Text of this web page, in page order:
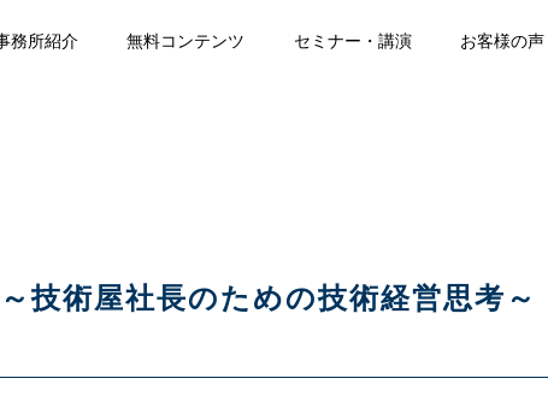
務所紹介 無料コンテンツ セミナー・講演 お客様の声
～技術屋社長のための技術経営思考～